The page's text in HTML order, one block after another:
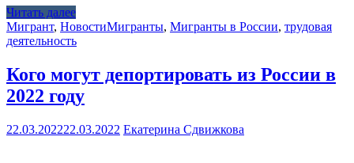
Читать далее
Мигрант, НовостиМигранты, Мигранты в России, трудовая
деятельность
Кого могут депортировать из России в
2022 году
22.03.202222.03.2022 Екатерина Сдвижкова